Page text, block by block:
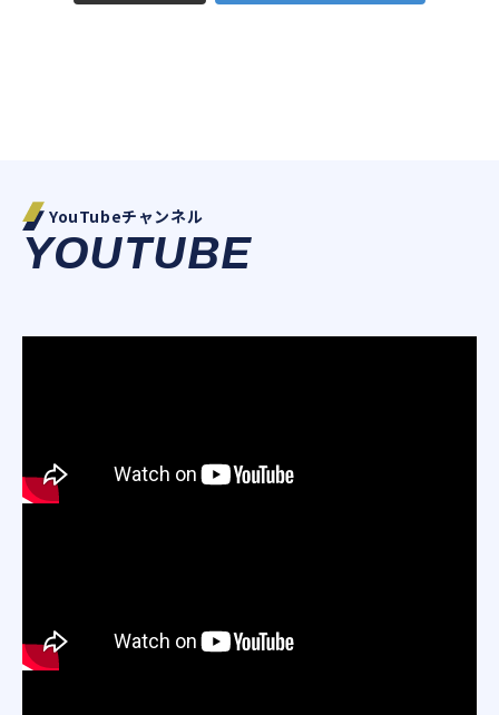
PARTNER
ともに新しい道を切り拓く
パートナー企業募集！
NEW WAYS
誰も走ったことのない道を、
ともに走ろう
ファンクラブ会員募集中！
PARTNER
ともに新しい道を切り拓く
パートナー企業募集！
NEW WAYS
誰も走ったことのない道を、
ともに走ろう
YouTubeチャンネル
YOUTUBE